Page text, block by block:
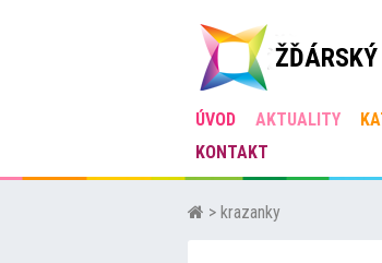
ÚVOD AKTUALITY
KONTAKT
> krazanky